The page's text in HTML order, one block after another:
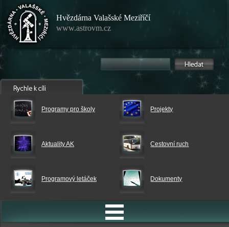
Hvězdárna Valašské Meziříčí
www.astrovm.cz
Programy pro školy Projekty
Aktuality AK Cestovní ruch
Programový letáček Dokumenty